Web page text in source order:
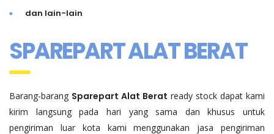
dan lain-lain
SPAREPART ALAT BERAT
Barang-barang Sparepart Alat Berat ready stock dapat kami
kirim langsung pada hari yang sama dan khusus untuk
pengiriman luar kota kami menggunakan jasa pengiriman